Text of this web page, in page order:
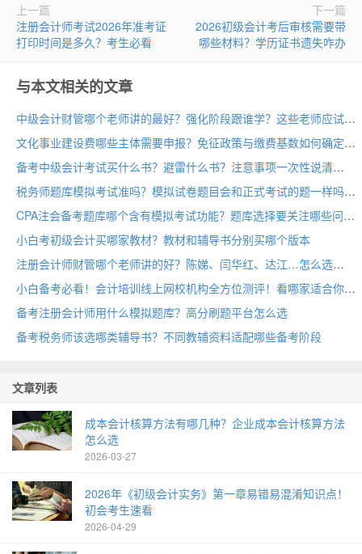
上一篇
注册会计师考试2026年准考证
打印时间是多久？考生必看
下一篇
2026初级会计考后审核需要带
哪些材料？学历证书遗失咋办
与本文相关的文章
中级会计财管哪个老师讲的最好？强化阶段跟谁学？这些老师应试神了
文化事业建设费哪些主体需要申报？免征政策与缴费基数如何确定
备考中级会计考试买什么书？避雷什么书？注意事项一次性说清
税务师题库模拟考试准吗？模拟试卷题目会和正式考试的题一样吗
CPA注会备考题库哪个含有模拟考试功能？题库选择要关注哪些问题
小白考初级会计买哪家教材？教材和辅导书分别买哪个版本
注册会计师财管哪个老师讲的好？陈娣、闫华红、达江…怎么选
小白备考必看！会计培训线上网校机构全方位测评！看哪家适合你
备考注册会计师用什么模拟题库？高分刷题平台怎么选
备考税务师该选哪类辅导书？不同教辅资料适配哪些备考阶段
文章列表
成本会计核算方法有哪几种？企业成本会计核算方法
怎么选
2026-03-27
2026年《初级会计实务》第一章易错易混淆知识点！
初会考生速看
2026-04-29